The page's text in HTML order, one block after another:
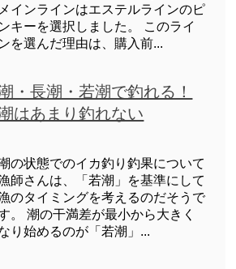
メインラインはエステルラインのピ
ンキーを選択しました。 このライ
ンを選んだ理由は、購入前...
・長潮・若潮で釣れる！
はあまり釣れない
の状態でのイカ釣り釣果について
師さんは、「若潮」を基準にして
のタイミングを考えるのだそうで
。 潮の干満差が最小から大きく
り始めるのが「若潮」...